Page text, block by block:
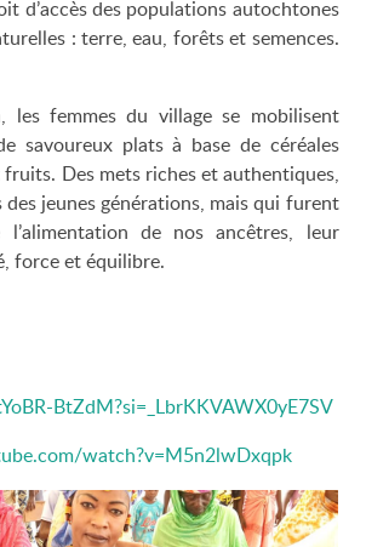
d’accès des populations autochtones
: terre, eau, forêts et semences.
les femmes du village se mobilisent
savoureux plats à base de céréales
Des mets riches et authentiques,
jeunes générations, mais qui furent
de nos ancêtres, leur
force et équilibre.
BtZdM?si=_LbrKKVAWX0yE7SV
watch?v=M5n2lwDxqpk